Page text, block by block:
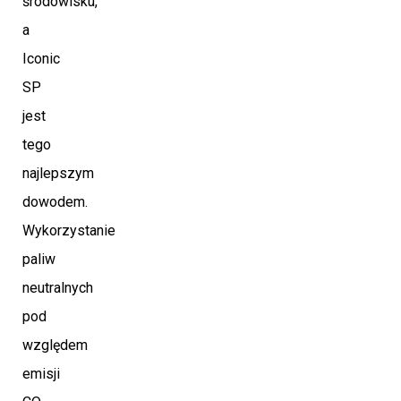
a
Iconic
SP
jest
tego
najlepszym
dowodem.
Wykorzystanie
paliw
neutralnych
pod
względem
emisji